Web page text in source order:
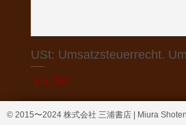
USt: Umsatzsteuerrecht.
価格
￥4,368
© 2015〜2024 株式会社 三浦書店 | Miura